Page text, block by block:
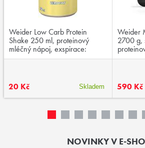
Weider Low Carb Protein
Shake 250 ml, proteinový
mléčný nápoj, exspirace:
03/2026
20 Kč Skladem
Weider
2700 g,
04/
590 Kč
NOVINKY V E-